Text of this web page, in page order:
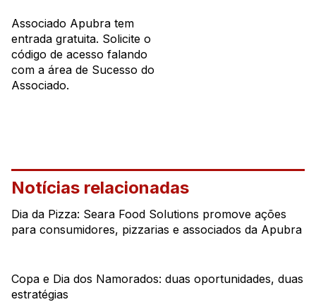
Associado Apubra tem
entrada gratuita. Solicite o
código de acesso falando
com a área de Sucesso do
Associado.
Notícias relacionadas
Dia da Pizza: Seara Food Solutions promove ações
para consumidores, pizzarias e associados da Apubra
Copa e Dia dos Namorados: duas oportunidades, duas
estratégias